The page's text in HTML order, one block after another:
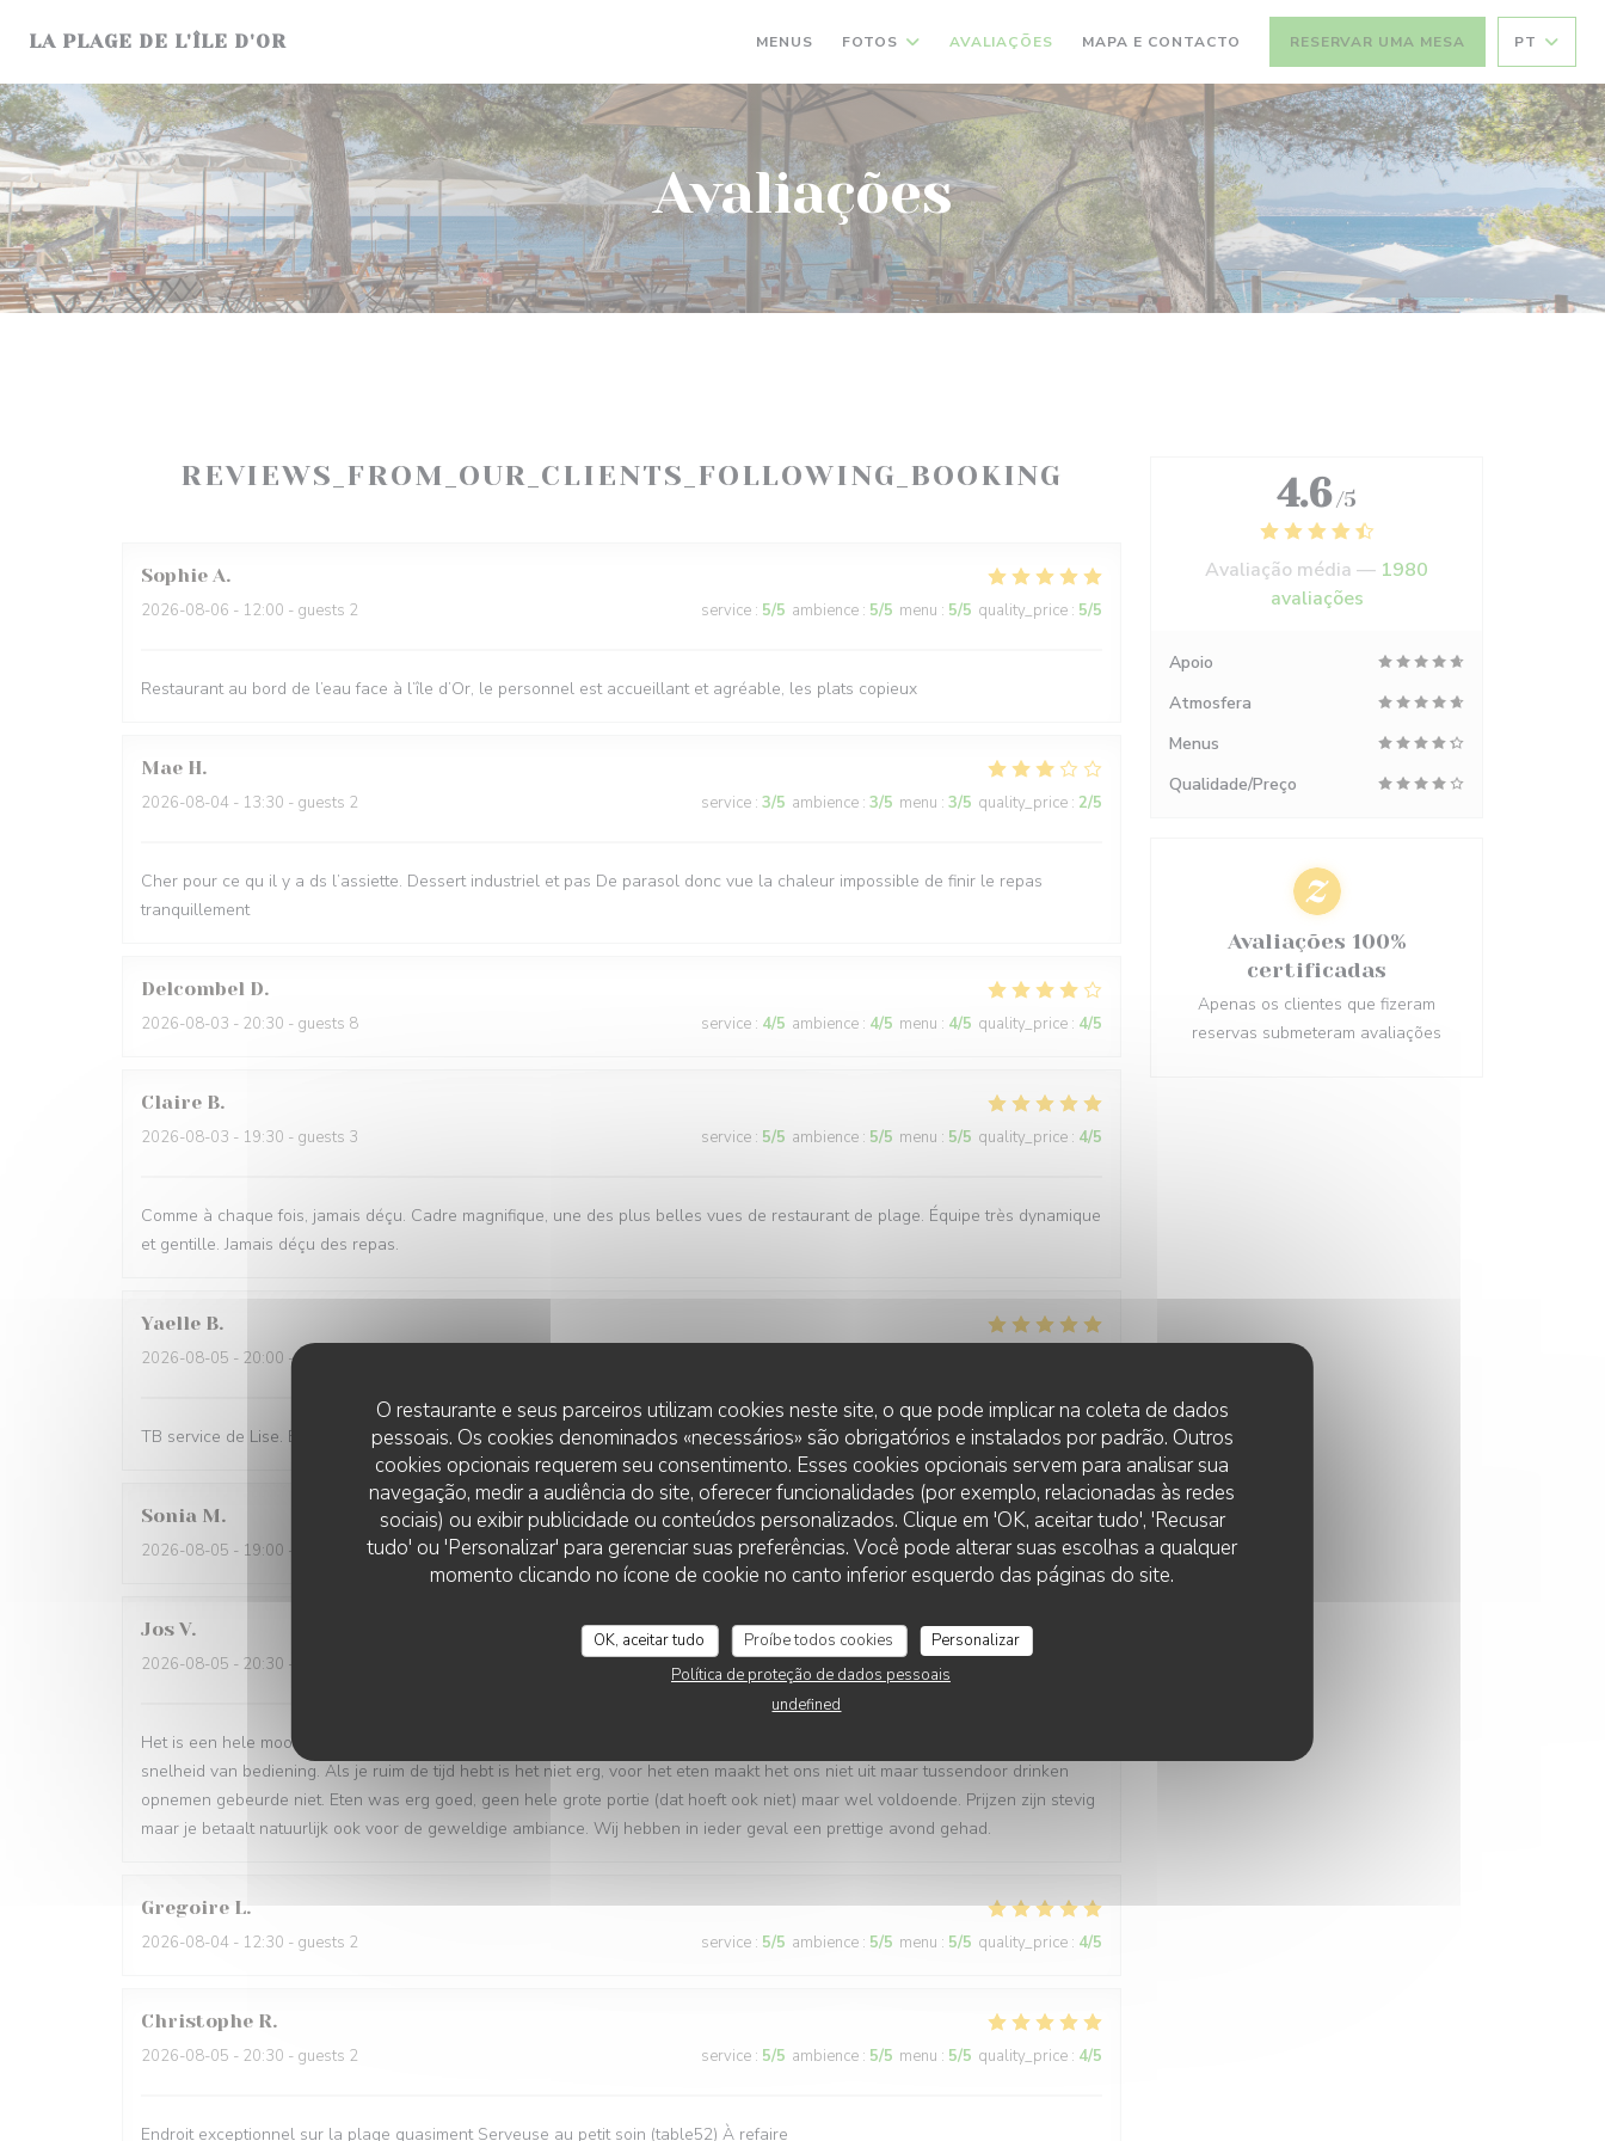
O restaurante e seus parceiros utilizam cookies neste site, o que pode implicar na coleta de dados
pessoais. Os cookies denominados «necessários» são obrigatórios e instalados por padrão. Outros
cookies opcionais requerem seu consentimento. Esses cookies opcionais servem para analisar sua
navegação, medir a audiência do site, oferecer funcionalidades (por exemplo, relacionadas às redes
sociais) ou exibir publicidade ou conteúdos personalizados. Clique em 'OK, aceitar tudo', 'Recusar
tudo' ou 'Personalizar' para gerenciar suas preferências. Você pode alterar suas escolhas a qualquer
momento clicando no ícone de cookie no canto inferior esquerdo das páginas do site.
OK, aceitar tudo Proíbe todos cookies
Personalizar
Política de proteção de dados pessoais
undefined
LA PLAGE DE L'ÎLE D'OR MENUS FOTOS AVALIAÇÕES MAPA E CONTACTO RESERVAR UMA MESA PT
Avaliações
REVIEWS_FROM_OUR_CLIENTS_FOLLOWING_BOOKING
Sophie A
2026-08-06 - 12:00 - guests 2 service : 5/5 ambience : 5/5 menu : 5/5 quality_price : 5/5
Restaurant au bord de l’eau face à l’île d’Or, le personnel est accueillant et agréable, les plats copieux
Mae H
2026-08-04 - 13:30 - guests 2 service : 3/5 ambience : 3/5 menu : 3/5 quality_price : 2/5
Cher pour ce qu il y a ds l’assiette. Dessert industriel et pas De parasol donc vue la chaleur impossible de finir le repas
tranquillement
Delcombel D
2026-08-03 - 20:30 - guests 8 service : 4/5 ambience : 4/5 menu : 4/5 quality_price : 4/5
Claire B
2026-08-03 - 19:30 - guests 3 service : 5/5 ambience : 5/5 menu : 5/5 quality_price : 4/5
Comme à chaque fois, jamais déçu. Cadre magnifique, une des plus belles vues de restaurant de plage. Équipe très dynamique
et gentille. Jamais déçu des repas.
Yaelle B
2026-08-05 - 20:00 - guests 6
TB service de Lise. Bonne ambiance. Bonne pizza. Belle vue.
Sonia M
2026-08-05 - 19:00 - guests 2 service:5/5 ambience:5/5 menu:5/5 quality_price:4/5
Jos V
2026-08-05 - 20:30 - guests 4 service:3/5 ambience:5/5 menu :
Het is een hele mooie locatie, zeker als de lampjes ‘s avonds aangaan. Daarom is het ook echt druk en dat merk je aan de
snelheid van bediening. Als je ruim de tijd hebt is het niet erg, voor het eten maakt het ons niet uit maar tussendoor drinken
opnemen gebeurde niet. Eten was erg goed, geen hele grote portie (dat hoeft ook niet) maar wel voldoende. Prijzen zijn stevig
maar je betaalt natuurlijk ook voor de geweldige ambiance. Wij hebben in ieder geval een prettige avond gehad.
Gregoire L
2026-08-04 - 12:30 - guests 2 service : 5/5 ambience : 5/5 menu : 5/5 quality_price : 4/5
Christophe R
2026-08-05 - 20:30 - guests 2 service : 5/5 ambience : 5/5 menu : 5/5 quality_price : 4/5
Endroit exceptionnel sur la plage quasiment Serveuse au petit soin (table52) À refaire
4.6 /5
Avaliação média — 1980
avaliações
Apoio
Atmosfera
Menus
Qualidade/Preço
Avaliações 100%
certificadas
Apenas os clientes que fizeram
reservas submeteram avaliações
LA PLAGE DE L'ÎLE D'OR